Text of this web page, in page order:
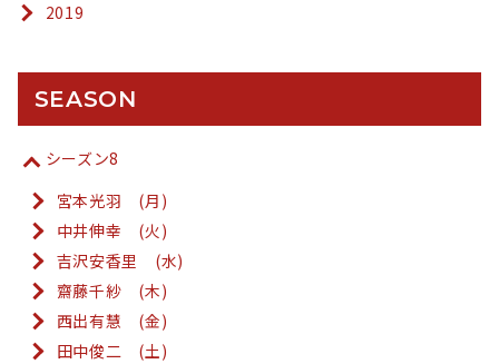
2019
SEASON
シーズン8
宮本光羽 (月)
中井伸幸 (火)
吉沢安香里 (水)
齋藤千紗 (木)
西出有慧 (金)
田中俊二 (土)